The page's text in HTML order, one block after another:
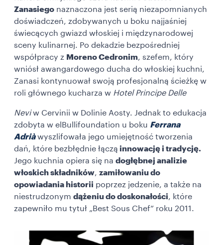
Zanasiego naznaczona jest serią niezapomnianych
doświadczeń, zdobywanych u boku najjaśniej
świecących gwiazd włoskiej i międzynarodowej
sceny kulinarnej. Po dekadzie bezpośredniej
współpracy z Moreno Cedronim, szefem, który
wniósł awangardowego ducha do włoskiej kuchni,
Zanasi kontynuował swoją profesjonalną ścieżkę w
roli głównego kucharza w Hotel Principe Delle
Neviw Cervinii w Dolinie Aosty. Jednak to edukacja
zdobyta w elBullifoundation u boku Ferrana
Adriàwyszlifowała jego umiejętność tworzenia
dań, które bezbłędnie łączą innowację i tradycję.
Jego kuchnia opiera się na dogłębnej analizie
włoskich składników, zamiłowaniu do
opowiadania historii poprzez jedzenie, a także na
niestrudzonym dążeniu do doskonałości, które
zapewniło mu tytuł „Best Sous Chef” roku 2011.